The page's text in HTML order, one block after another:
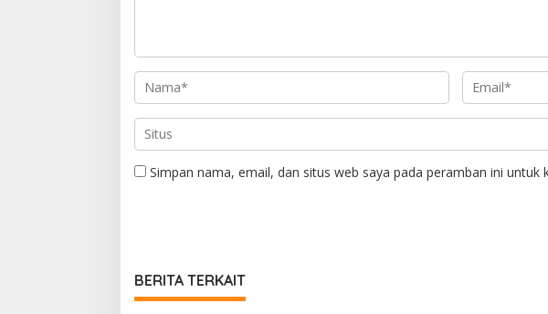
Simpan nama, email, dan situs web saya pada peramban ini untuk
BERITA TERKAIT